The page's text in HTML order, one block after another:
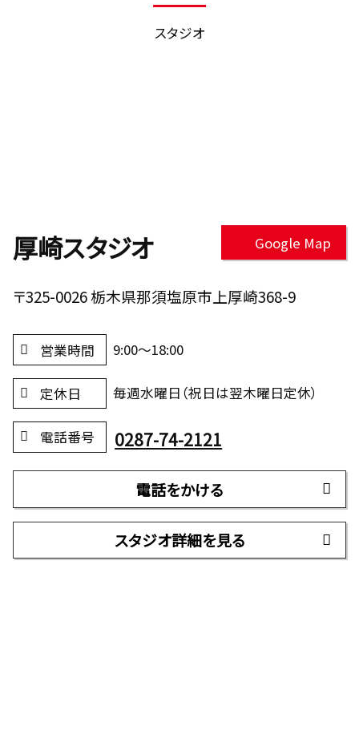
スタジオ
厚崎スタジオ Google Map
〒325-0026 栃木県那須塩原市上厚崎368-9
営業時間 9:00～18:00
定休日 毎週水曜日（祝日は翌木曜日定休）
電話番号 0287-74-2121
電話をかける
スタジオ詳細を見る